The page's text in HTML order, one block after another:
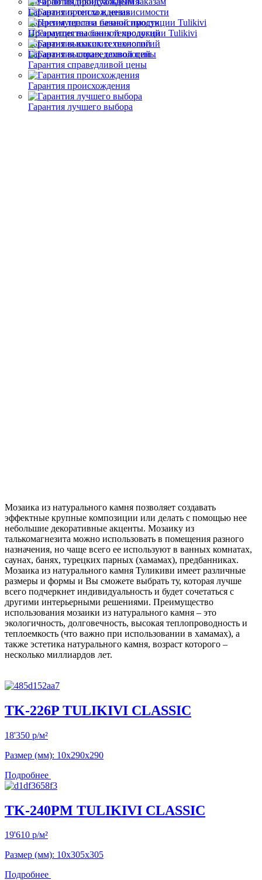
Гарантия тепла и независимости
Гарантия высоких технологий
Гарантия справедливой цены
Гарантия происхождения
Гарантия лучшего выбора
Гарантия происхождения
Преимущества банной продукции Tulikivi
Гарантия высоких технологий
Мозаика из натурального камня позволяет создавать
эффектные крупные композиции или делать с помощью нее
небольшие декоративные акценты. Мозаику из
талькомагнезита можно использовать в помещения разного
назначения, но чаще всего ее используют в ванных комнатах,
саунах, банях, турецких парных (хамамах), предбанниках.
Мозаика из натурального камня Туликиви имеет различные
размеры и формы и Вы сможете выбрать ту, которая лучше
всего подчеркнет индивидуальность и будет сочетаться с
другими интерьерными решениями. Преимущество
использования мозаики из натурального камня – это
экологичность, долговечность, высокая теплопроводность и
теплоемкость (что важно при использовании в хамамах), а
также эстетика натурального камня, возраст которого –
несколько миллиардов лет.
TK-226P TULIKIVI CLASSIC
18'350 р/м²
Размер (мм): 10х290х290
Подробнее
TK-240PM TULIKIVI CLASSIC
19'610 р/м²
Размер (мм): 10х305х305
Подробнее